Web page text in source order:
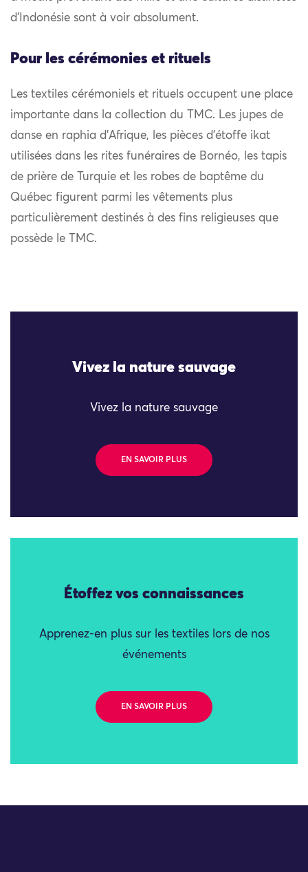
d’Indonésie sont à voir absolument.
Pour les cérémonies et rituels
Les textiles cérémoniels et rituels occupent une place
importante dans la collection du TMC. Les jupes de
danse en raphia d’Afrique, les pièces d’étoffe ikat
utilisées dans les rites funéraires de Bornéo, les tapis
de prière de Turquie et les robes de baptême du
Québec figurent parmi les vêtements plus
particulièrement destinés à des fins religieuses que
possède le TMC.
Vivez la nature sauvage
Vivez la nature sauvage
EN SAVOIR PLUS
Étoffez vos connaissances
Apprenez-en plus sur les textiles lors de nos
événements
EN SAVOIR PLUS